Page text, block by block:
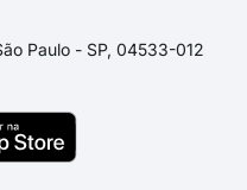
Paulo - SP, 04533-012